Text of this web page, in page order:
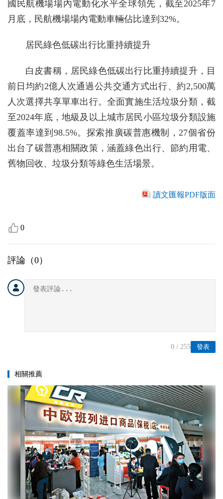
國民航機場場內電動化水平全球領先，截至2025年7
月底，民航機場場內電動車輛佔比達到32%。
居民綠色低碳出行比重持續提升
白皮書稱，居民綠色低碳出行比重持續提升，目
前日均約2億人次通過公共交通方式出行、約2,500萬
人次選擇共享單車出行。全面實施生活垃圾分類，截
至2024年底，地級及以上城市居民小區垃圾分類設施
覆蓋率達到98.5%。探索推廣碳普惠機制，27個省份
出台了碳普惠相關政策，涵蓋綠色出行、節約用電、
舊物回收、垃圾分類等綠色生活場景。
讀文匯報PDF版面
0
評論（0）
發表
0 / 255
相關推薦